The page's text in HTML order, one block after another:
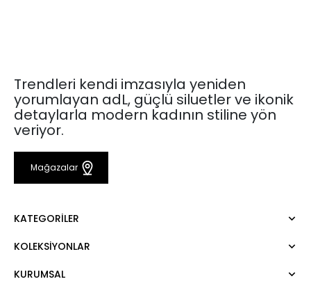
Trendleri kendi imzasıyla yeniden
yorumlayan adL, güçlü siluetler ve ikonik
detaylarla modern kadının stiline yön
veriyor.
Mağazalar
KATEGORILER
Elbise
KOLEKSIYONLAR
Mert Aslan
KURUMSAL